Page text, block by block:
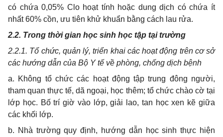
có chứa 0,05% Clo hoạt tính hoặc dung dịch có chứa ít
nhất 60% cồn, ưu tiên khử khuẩn bằng cách lau rửa.
2.2. Trong thời gian học sinh học tập tại trường
2.2.1. Tổ chức, quản lý, triển khai các hoạt động trên cơ sở
các hướng dẫn của Bộ Y tế về phòng, chống dịch bệnh
a. Không tổ chức các hoạt động tập trung đông người,
tham quan thực tế, dã ngoại, học thêm; tổ chức chào cờ tại
lớp học. Bố trí giờ vào lớp, giải lao, tan học xen kẽ giữa
các khối lớp.
b. Nhà trường quy định, hướng dẫn học sinh thực hiện